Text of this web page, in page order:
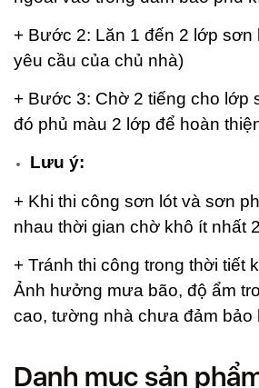
+ Bước 2: Lăn 1 đến 2 lớp sơn
yêu cầu của chủ nhà)
+ Bước 3: Chờ 2 tiếng cho lớp
đó phủ màu 2 lớp để hoàn
Lưu ý:
+ Khi thi công sơn lót và sơn
nhau thời gian chờ khô ít nhất
+ Tránh thi công trong thời tiết
Ảnh hưởng mưa bão, độ ẩm
cao, tường nhà chưa đảm bảo
Danh mục sản